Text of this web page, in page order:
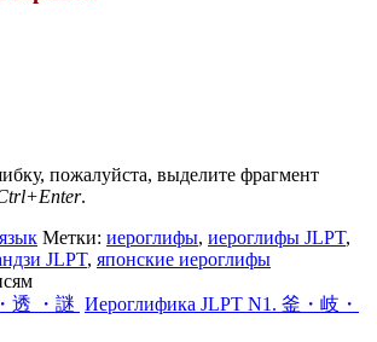
пожалуйста, выделите фрагмент
.
Метки: иероглифы, иероглифы JLPT,
JLPT, японские иероглифы
透 ・謎 Иероглифика JLPT N1. 釜・岐・